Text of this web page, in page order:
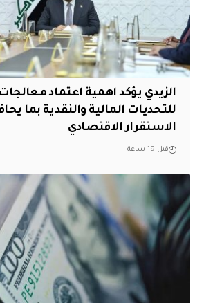
الزيدي يؤكد اهمية اعتماد
للتحديات المالية والنقدية بما
الاستقرار الاقتصادي
قبل 19 ساعة